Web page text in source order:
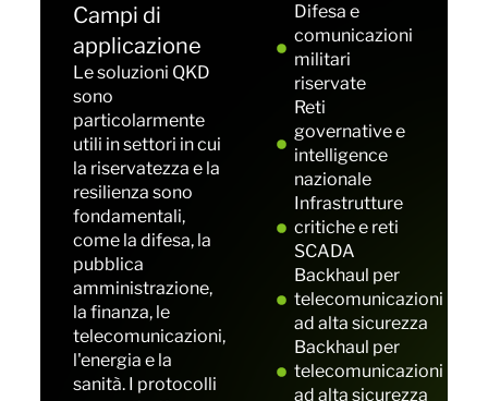
Campi di
applicazione
Le soluzioni QKD
sono
particolarmente
utili in settori in cui
la riservatezza e la
resilienza sono
fondamentali,
come la difesa, la
pubblica
amministrazione,
la finanza, le
telecomunicazioni,
l'energia e la
sanità. I protocolli
Difesa e
comunicazioni
militari
riservate
Reti
governative e
intelligence
nazionale
Infrastrutture
critiche e reti
SCADA
Backhaul per
telecomunicazioni
ad alta sicurezza
Backhaul per
telecomunicazioni
ad alta sicurezza